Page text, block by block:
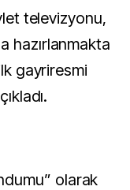
hazırlanmakta
gayriresmi
olarak